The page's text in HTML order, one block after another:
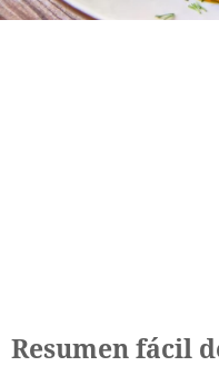
Resumen fácil